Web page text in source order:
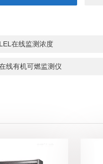
在线监测浓度
线有机可燃监测仪